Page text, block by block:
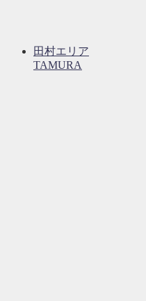
田村エリア
TAMURA